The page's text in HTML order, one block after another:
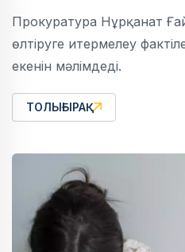
Прокуратура Нұрқанат
өлтіруге итермелеу
екенін мәлімдеді.
ТОЛЫҒЫРАҚ